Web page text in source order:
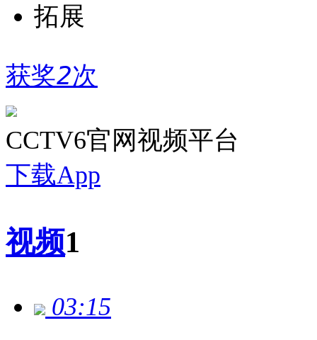
拓展
获奖2次
CCTV6官网视频平台
下载App
视频1
03:15